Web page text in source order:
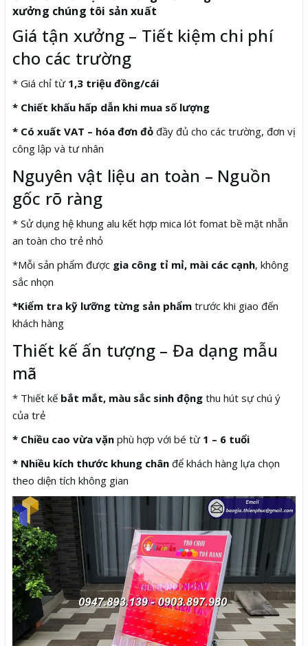
xưởng chúng tôi sản xuất
Giá tận xưởng – Tiết kiệm chi phí
cho các trường
* Giá chỉ từ 1,3 triệu đồng/cái
* Chiết khấu hấp dẫn khi mua số lượng
* Có xuất VAT – hóa đơn đỏ đầy đủ cho các trường, đơn vị
công lập và tư nhân
Nguyên vật liệu an toàn – Nguồn
gốc rõ ràng
* Sử dụng hệ khung alu kết hợp mica lót fomat bề mặt nhẵn
an toàn cho trẻ nhỏ
*Mỗi sản phẩm được gia công tỉ mỉ, mài các cạnh, không
sắc nhọn
*Kiểm tra kỹ lưỡng từng sản phẩm trước khi giao đến
khách hàng
Thiết kế ấn tượng – Đa dạng mẫu
mã
* Thiết kế bắt mắt, màu sắc sinh động thu hút sự chú ý
của trẻ
* Chiều cao vừa vặn phù hợp với bé từ 1 – 6 tuổi
* Nhiều kích thước khung chân để khách hàng lựa chọn
theo diện tích không gian